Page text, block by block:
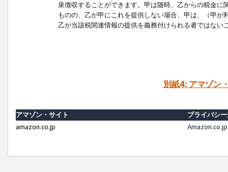
泉徴収することができます。甲は随時、乙からの税金
ものの、乙が甲にこれを提供しない場合、甲は、（甲
乙が当該税関連情報の提供を義務付けられる者ではな
別紙4: アマゾン
アマゾン・サイト
プライバシ
amazon.co.jp